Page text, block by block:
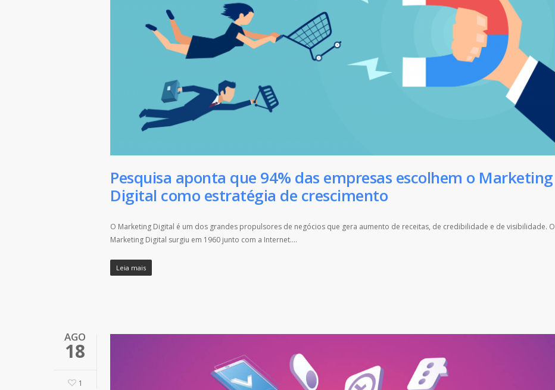
Pesquisa aponta que 94% das empresas escolhem o Marketing
Digital como estratégia de crescimento
O Marketing Digital é um dos grandes propulsores de negócios que gera aumento de receitas, de credibilidade e de visibilidade. O
Marketing Digital surgiu em 1960 junto com a Internet....
Leia mais
AGO
18
1